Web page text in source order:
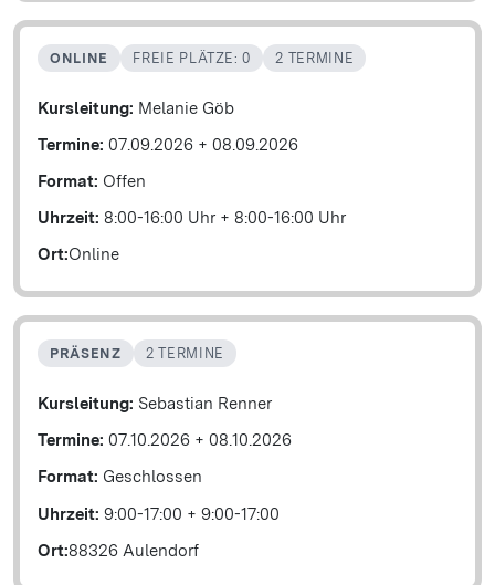
ONLINE FREIE PLÄTZE: 0 2 TERMINE
Kursleitung: Melanie Göb
Termine: 07.09.2026 + 08.09.2026
Format: Offen
Uhrzeit: 8:00-16:00 Uhr + 8:00-16:00 Uhr
Ort:Online
PRÄSENZ 2 TERMINE
Kursleitung: Sebastian Renner
Termine: 07.10.2026 + 08.10.2026
Format: Geschlossen
Uhrzeit: 9:00-17:00 + 9:00-17:00
Ort:88326 Aulendorf